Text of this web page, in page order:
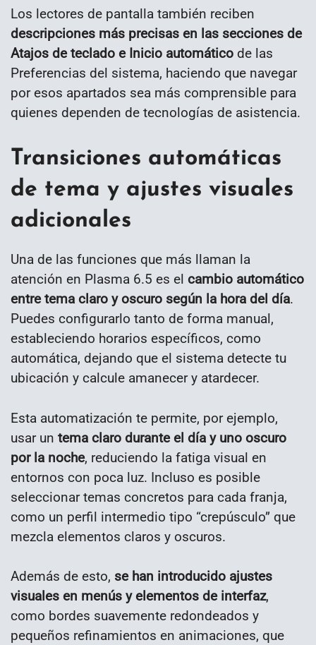
Los lectores de pantalla también reciben
descripciones más precisas en las secciones de
Atajos de teclado e Inicio automático de las
Preferencias del sistema, haciendo que navegar
por esos apartados sea más comprensible para
quienes dependen de tecnologías de asistencia.
Transiciones automáticas
de tema y ajustes visuales
adicionales
Una de las funciones que más llaman la
atención en Plasma 6.5 es el cambio automático
entre tema claro y oscuro según la hora del día.
Puedes configurarlo tanto de forma manual,
estableciendo horarios específicos, como
automática, dejando que el sistema detecte tu
ubicación y calcule amanecer y atardecer.
Esta automatización te permite, por ejemplo,
usar un tema claro durante el día y uno oscuro
por la noche, reduciendo la fatiga visual en
entornos con poca luz. Incluso es posible
seleccionar temas concretos para cada franja,
como un perfil intermedio tipo “crepúsculo” que
mezcla elementos claros y oscuros.
Además de esto, se han introducido ajustes
visuales en menús y elementos de interfaz,
como bordes suavemente redondeados y
pequeños refinamientos en animaciones, que